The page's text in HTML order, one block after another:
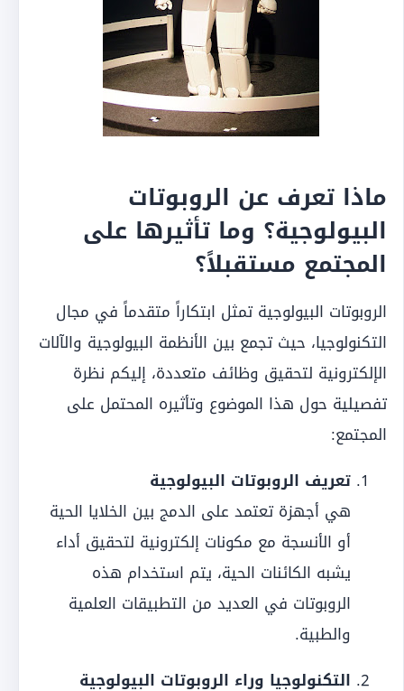
ماذا تعرف عن الروبوتات
البيولوجية؟ وما تأثيرها على
المجتمع مستقبلاً؟
الروبوتات البيولوجية تمثل ابتكاراً متقدماً في مجال
التكنولوجيا، حيث تجمع بين الأنظمة البيولوجية والآلات
الإلكترونية لتحقيق وظائف متعددة، إليكم نظرة
تفصيلية حول هذا الموضوع وتأثيره المحتمل على
المجتمع:
تعريف الروبوتات البيولوجية
هي أجهزة تعتمد على الدمج بين الخلايا الحية
أو الأنسجة مع مكونات إلكترونية لتحقيق أداء
يشبه الكائنات الحية، يتم استخدام هذه
الروبوتات في العديد من التطبيقات العلمية
والطبية.
التكنولوجيا وراء الروبوتات البيولوجية